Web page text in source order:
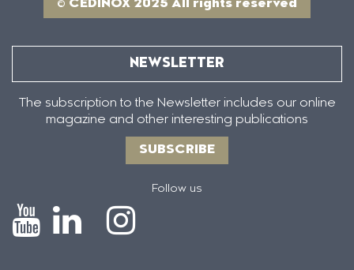
© CEDINOX 2025 All rights reserved
NEWSLETTER
The subscription to the Newsletter includes our online
magazine and other interesting publications
SUBSCRIBE
Follow us
Icono
Icono
IconoIcono